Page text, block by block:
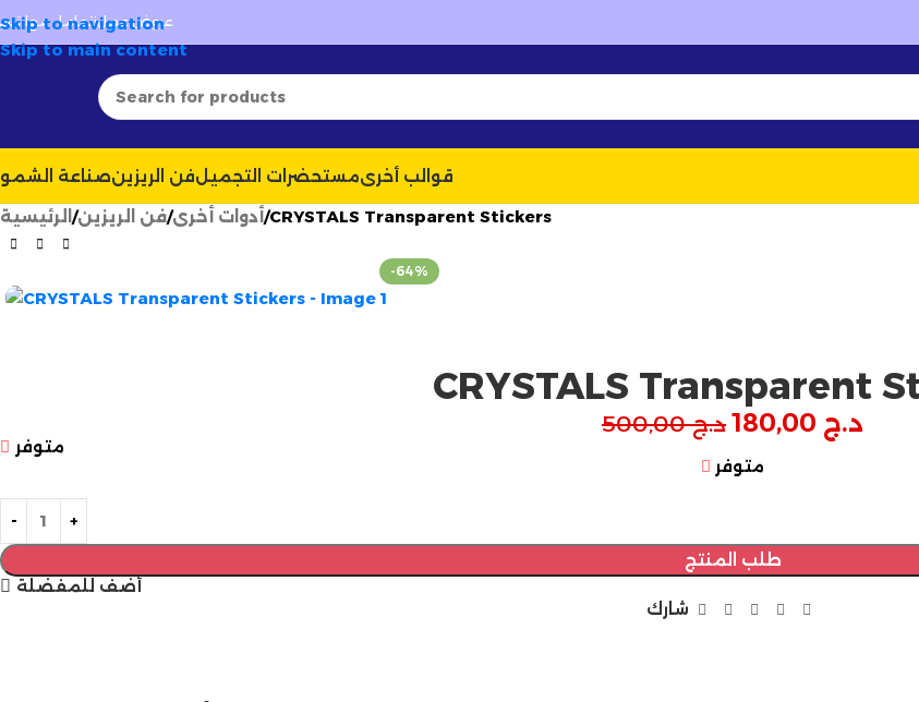
Skip to navigation
Skip to main content
🚚 توصيل سريع
نتعامل مععروض عمل
صناعةفن الريزينمستحضرات التجميلقوالب أخرى
الرئيسية
فن الريزين أدوات أخرى CRYSTALS Transparent Stickers
-64%
CRYSTALS Transparent
د.ج500,00 د.ج
متوفر
متوفر
طلب المنتج
أضف للمفضلة
شارك